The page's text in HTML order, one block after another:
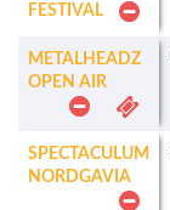
FESTIVAL
METALHEADZ
OPEN AIR
SPECTACULUM
NORDGAVIA